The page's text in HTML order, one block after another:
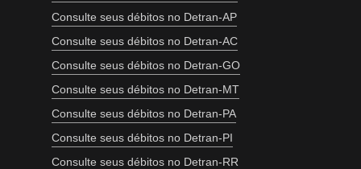
Consulte seus débitos no Detran-AP
Consulte seus débitos no Detran-AC
Consulte seus débitos no Detran-GO
Consulte seus débitos no Detran-MT
Consulte seus débitos no Detran-PA
Consulte seus débitos no Detran-PI
Consulte seus débitos no Detran-RR